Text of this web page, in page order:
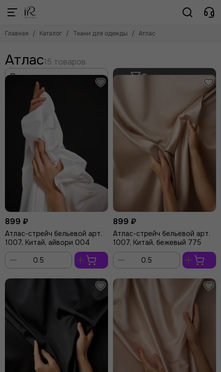
Ткани для одежды
Шелк
Плательные
Рубашечные
Трикотаж
Главная Каталог Ткани для одежды Атлас
Атлас
Фильтр товаров
899 ₽
Атлас-стрейч бельевой арт.
1007, Китай, айвори 004
корзину
899 ₽
Атлас-стрейч бельевой арт.
1007, Китай, бежевый 775
корзину